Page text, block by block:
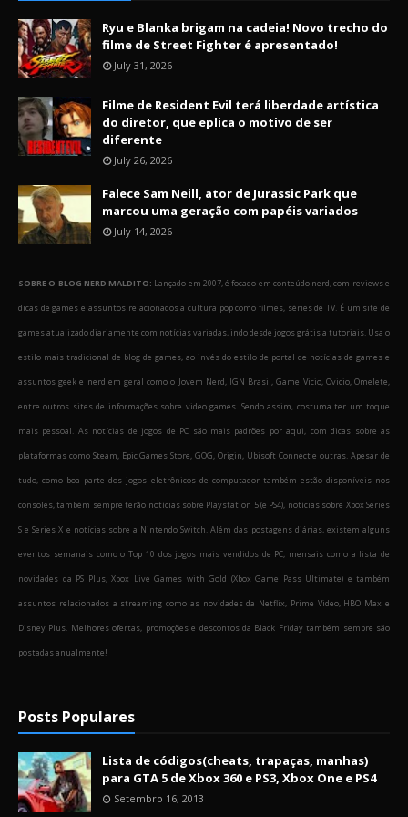
Ryu e Blanka brigam na cadeia! Novo trecho do
filme de Street Fighter é apresentado!
July 31, 2026
Filme de Resident Evil terá liberdade artística
do diretor, que eplica o motivo de ser
diferente
July 26, 2026
Falece Sam Neill, ator de Jurassic Park que
marcou uma geração com papéis variados
July 14, 2026
SOBRE O BLOG NERD MALDITO: Lançado em 2007, é focado em conteúdo nerd, com reviews e
dicas de games e assuntos relacionados a cultura pop como filmes, séries de TV. É um site de
games atualizado diariamente com notícias variadas, indo desde jogos grátis a tutoriais. Usa o
estilo mais tradicional de blog de games, ao invés do estilo de portal de notícias de games e
assuntos geek e nerd em geral como o Jovem Nerd, IGN Brasil, Game Vicio, Ovicio, Omelete,
entre outros sites de informações sobre video games. Sendo assim, costuma ter um toque
mais pessoal. As notícias de jogos de PC são mais padrões por aqui, com dicas sobre as
plataformas como Steam, Epic Games Store, GOG, Origin, Ubisoft Connect e outras. Apesar de
tudo, como boa parte dos jogos eletrônicos de computador também estão disponíveis nos
consoles, também sempre terão notícias sobre Playstation 5 (e PS4), notícias sobre Xbox Series
S e Series X e notícias sobre a Nintendo Switch. Além das postagens diárias, existem alguns
eventos semanais como o Top 10 dos jogos mais vendidos de PC, mensais como a lista de
novidades da PS Plus, Xbox Live Games with Gold (Xbox Game Pass Ultimate) e também
assuntos relacionados a streaming como as novidades da Netflix, Prime Video, HBO Max e
Disney Plus. Melhores ofertas, promoções e descontos da Black Friday também sempre são
postadas anualmente!
Posts Populares
Lista de códigos(cheats, trapaças, manhas)
para GTA 5 de Xbox 360 e PS3, Xbox One e PS4
Setembro 16, 2013